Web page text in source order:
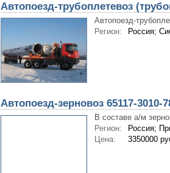
Автопоезд-трубоплетевоз
Автопоезд-
Регион:
Россия;
Автопоезд-зерновоз 65117-3010-
В составе а/м
Регион:
Россия;
Цена:
3350000